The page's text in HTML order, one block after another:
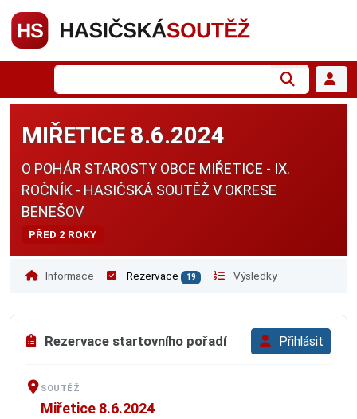
MIŘETICE 8.6.2024
O POHÁR STAROSTY OBCE MIŘETICE - IX.
ROČNÍK - HASIČSKÁ SOUTĚŽ V OKRESE
BENEŠOV
PŘED 2 ROKY
Informace Rezervace 19 Výsledky
Rezervace startovního pořadí Přihlásit
SOUTĚŽ
Miřetice 8.6.2024